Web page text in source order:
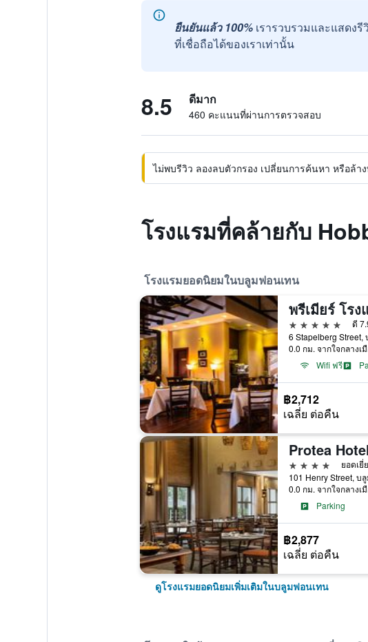
ยืนยันแล้ว 100% เรารวบรวมและแสดง
ที่เชื่อถือได้ของเราเท่านั้น
8.5 ดีมาก
460 คะแนนที่ผ่านการตรวจสอบ
ไม่พบรีวิว ลองลบตัวกรอง เปลี่ยนการค้นหา หรือล้า
โรงแรมที่คล้ายกับ
โรงแรมยอดนิยมในบลูมฟอนเทน
5 ดาว
ดี
0.0 กม. จากใจกลางเ
Wifi ฟรี
฿2,712
เฉลี่ย ต่อคืน
4 ดาว
ยอดเยี่
0.0 กม. จากใจกลางเ
Parking
฿2,877
เฉลี่ย ต่อคืน
ดูโรงแรมยอดนิยมเพิ่มเติมในบลูมฟอนเทน